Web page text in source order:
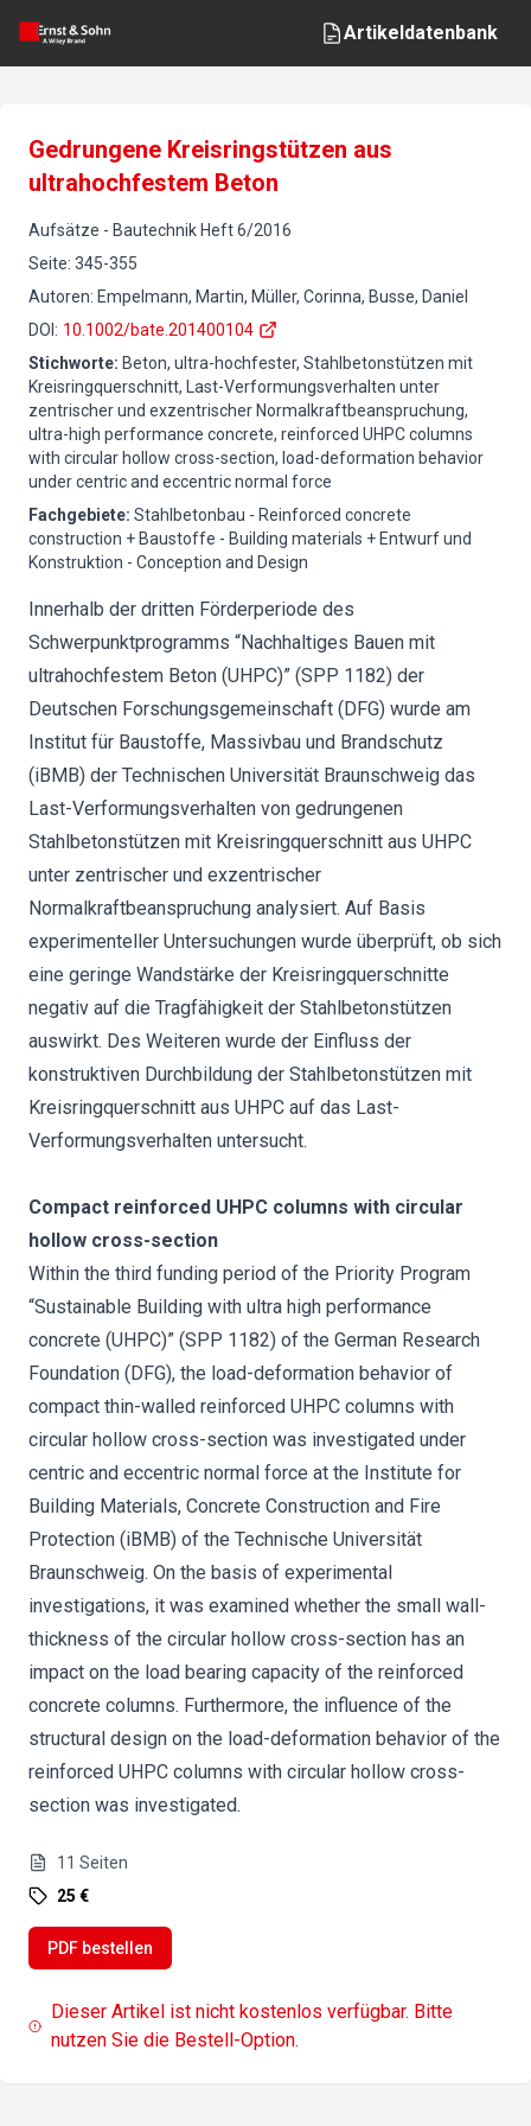
Artikeldatenbank
Gedrungene Kreisringstützen aus
ultrahochfestem Beton
Aufsätze - Bautechnik Heft6/2016
Seite: 345-355
Autoren: Empelmann, Martin, Müller, Corinna, Busse, Daniel
DOI : 10.1002/bate.201400104
Stichworte: Beton, ultra-hochfester, Stahlbetonstützen mit
Kreisringquerschnitt, Last-Verformungsverhalten unter
zentrischer und exzentrischer Normalkraftbeanspruchung,
ultra-high performance concrete, reinforced UHPC columns
with circular hollow cross-section, load-deformation behavior
under centric and eccentric normal force
Fachgebiete: Stahlbetonbau - Reinforced concrete
construction + Baustoffe - Building materials + Entwurf und
Konstruktion - Conception and Design
Innerhalb der dritten Förderperiode des
Schwerpunktprogramms “Nachhaltiges Bauen mit
ultrahochfestem Beton (UHPC)” (SPP 1182) der
Deutschen Forschungsgemeinschaft (DFG) wurde am
Institut für Baustoffe, Massivbau und Brandschutz
(iBMB) der Technischen Universität Braunschweig das
Last-Verformungsverhalten von gedrungenen
Stahlbetonstützen mit Kreisringquerschnitt aus UHPC
unter zentrischer und exzentrischer
Normalkraftbeanspruchung analysiert. Auf Basis
experimenteller Untersuchungen wurde überprüft, ob sich
eine geringe Wandstärke der Kreisringquerschnitte
negativ auf die Tragfähigkeit der Stahlbetonstützen
auswirkt. Des Weiteren wurde der Einfluss der
konstruktiven Durchbildung der Stahlbetonstützen mit
Kreisringquerschnitt aus UHPC auf das Last-
Verformungsverhalten untersucht.
Compact reinforced UHPC columns with circular
hollow cross-section
Within the third funding period of the Priority Program
“Sustainable Building with ultra high performance
concrete (UHPC)” (SPP 1182) of the German Research
Foundation (DFG), the load-deformation behavior of
compact thin-walled reinforced UHPC columns with
circular hollow cross-section was investigated under
centric and eccentric normal force at the Institute for
Building Materials, Concrete Construction and Fire
Protection (iBMB) of the Technische Universität
Braunschweig. On the basis of experimental
investigations, it was examined whether the small wall-
thickness of the circular hollow cross-section has an
impact on the load bearing capacity of the reinforced
concrete columns. Furthermore, the influence of the
structural design on the load-deformation behavior of the
reinforced UHPC columns with circular hollow cross-
section was investigated.
11 Seiten
25 €
PDF bestellen
Dieser Artikel ist nicht kostenlos verfügbar. Bitte
nutzen Sie die Bestell-Option.